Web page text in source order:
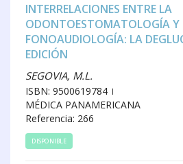
INTERRELACIONES ENTRE LA
ODONTOESTOMATOLOGÍA Y
FONOAUDIOLOGÍA: LA
EDICIÓN
SEGOVIA, M.L.
ISBN: 9500619784
MÉDICA PANAMERICANA
Referencia: 266
DISPONIBLE